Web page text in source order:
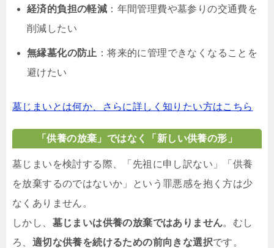
経済的負担の軽減 ：年間管理費や墓参りの交通費を
削減したい
無縁墓化の防止 ：将来的に管理できなくなることを
避けたい
墓じまいとは何か、さらに詳しく知りたい方はこちら
「供養の放棄」ではなく「新しい供養の形」
墓じまいを検討する際、「先祖に申し訳ない」「供養
を放棄するのではないか」という罪悪感を抱く方は少
なくありません。
しかし、 墓じまいは供養の放棄ではありません。むし
ろ、 適切な供養を続けるための前向きな選択です。